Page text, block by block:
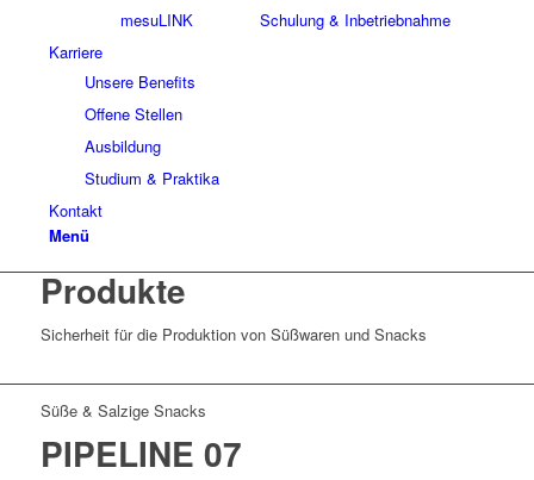
mesuLINK
Schulung & Inbetriebnahme
Karriere
Unsere Benefits
Offene Stellen
Ausbildung
Studium & Praktika
Kontakt
Menü
Produkte
Sicherheit für die Produktion von Süßwaren und Snacks
Süße & Salzige Snacks
PIPELINE 07